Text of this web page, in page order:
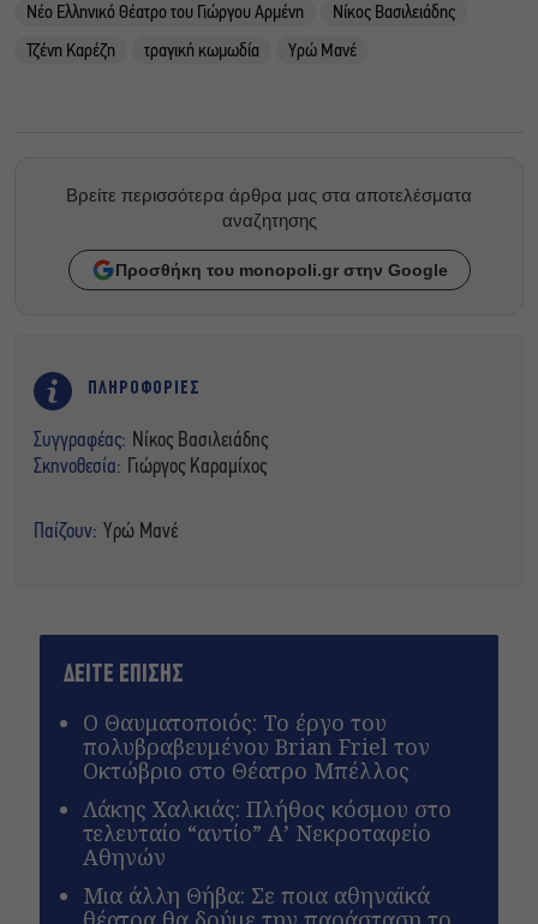
Νέο Ελληνικό Θέατρο του Γιώργου Αρμένη
Νίκος Βασιλειάδης
Τζένη Καρέζη
τραγική κωμωδία Υρώ Μανέ
Βρείτε περισσότερα άρθρα μας στα αποτελέσματα
αναζητησης
Προσθήκη του monopoli.gr στην Google
ΠΛΗΡΟΦΟΡΙΕΣ
Συγγραφέας: Νίκος Βασιλειάδης
Σκηνοθεσία:
Γιώργος Καραμίχος
Παίζουν: Υρώ Μανέ
ΔΕΙΤΕ ΕΠΙΣΗΣ
Ο Θαυματοποιός: Το έργο του
πολυβραβευμένου Brian Friel τον
Οκτώβριο στο Θέατρο Μπέλλος
Λάκης Χαλκιάς: Πλήθος κόσμου στο
τελευταίο “αντίο” Α’ Νεκροταφείο
Αθηνών
Μια άλλη Θήβα: Σε ποια αθηναϊκά